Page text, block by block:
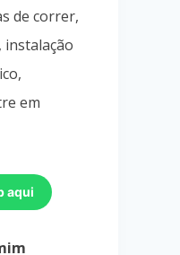
de correr,
instalação
em
aqui